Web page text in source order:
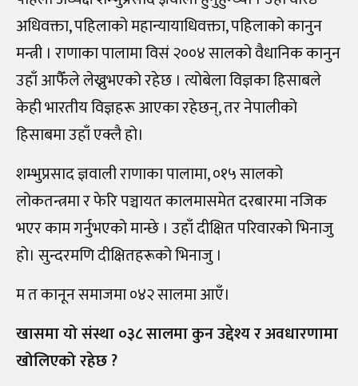
अधिवक्ता, पहिलाको महान्यायाधिवक्ता, पहिलाको कानुन
मन्त्री । राणाका पालामा विसं २००४ सालको वैधानिक कानुन
उहाँ आफैँले लेख्नुभएको रहेछ । त्योबेला विज्ञका हिसाबले
केही भारतीय विज्ञहरू आएका रहेछन्, तर नेपालीको
हिसाबमा उहाँ एक्लै हो।
शम्भुप्रसाद ज्ञवाली राणाका पालामा, ०१५ सालको
लोकतन्त्रमा र फेरि पञ्चायत कालमासमेत दरबारमा नजिक
भएर काम गर्नुभएको मान्छे । उहाँ दीक्षित परिवारको भिनाजु
हो। सुन्दरमणि दीक्षितहरूको भिनाजु ।
म त कानून समाजमा ०४२ सालमा आएँ।
खासमा यो संस्था ०३८ सालमा कुन उद्देश्य र अवधारणामा
खोलिएको रहेछ ?